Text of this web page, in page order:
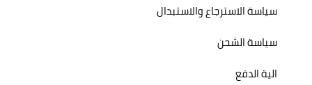
سياسة الاسترجاع والاستبدال
سياسة الشحن
الية الدفع